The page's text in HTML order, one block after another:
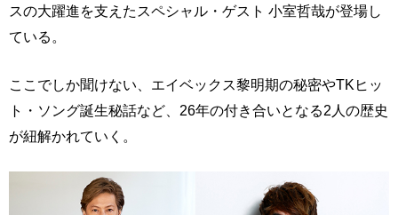
スの大躍進を支えたスペシャル・ゲスト 小室哲哉が登場し
ている。
ここでしか聞けない、エイベックス黎明期の秘密やTKヒッ
ト・ソング誕生秘話など、26年の付き合いとなる2人の歴史
が紐解かれていく。